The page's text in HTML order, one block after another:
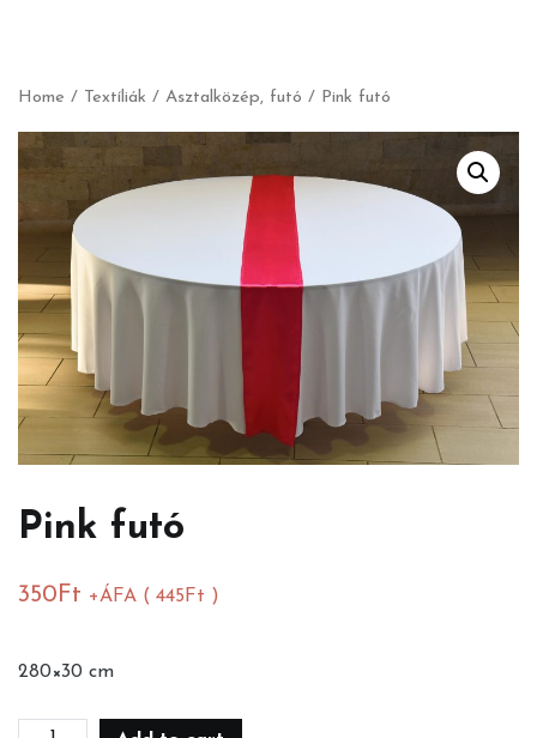
Home / Textíliák / Asztalközép, futó / Pink futó
Pink futó
350 Ft +ÁFA ( 445 Ft )
280×30 cm